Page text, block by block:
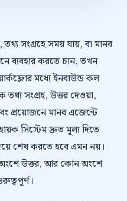
সংগ্রহে সময় যায়, বা মানব
ব্যবহার করতে চান, তখন
মধ্যে ইনবাউন্ড কল
তথ্য সংগ্রহ, উত্তর দেওয়া,
প্রয়োজনে মানব এজেন্টে
সিস্টেম দ্রুত মূল্য দিতে
শেষ করতে হবে এমন নয়।
উত্তর, আর কোন অংশে